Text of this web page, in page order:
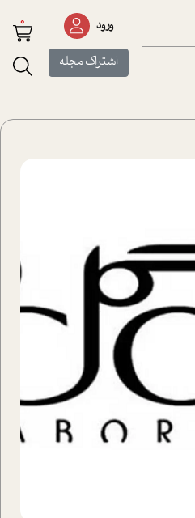
ورود
اشتراک مجله
0